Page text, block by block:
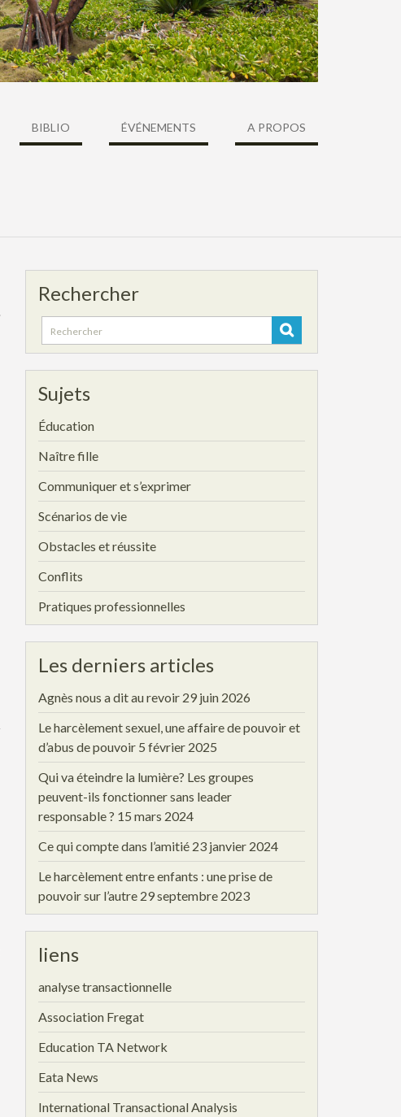
BIBLIO ÉVÉNEMENTS A PROPOS
Rechercher
Search
for:
Sujets
Éducation
Naître fille
Communiquer et s’exprimer
Scénarios de vie
Obstacles et réussite
Conflits
Pratiques professionnelles
Les derniers articles
Agnès nous a dit au revoir 29 juin 2026
Le harcèlement sexuel, une affaire de pouvoir et
d’abus de pouvoir 5 février 2025
Qui va éteindre la lumière? Les groupes
peuvent-ils fonctionner sans leader
responsable ? 15 mars 2024
Ce qui compte dans l’amitié 23 janvier 2024
Le harcèlement entre enfants : une prise de
pouvoir sur l’autre 29 septembre 2023
liens
analyse transactionnelle
Association Fregat
Education TA Network
Eata News
International Transactional Analysis